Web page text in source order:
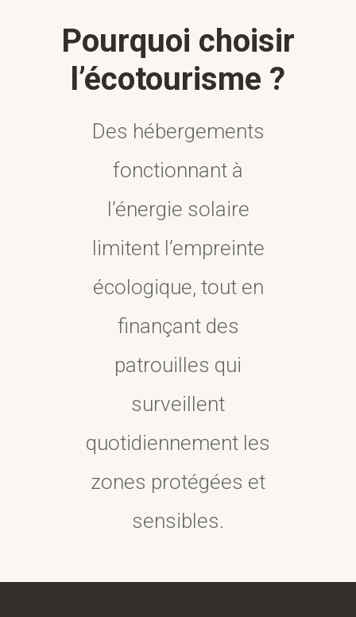
Pourquoi choisir
l’écotourisme ?
Des hébergements
fonctionnant à
l’énergie solaire
limitent l’empreinte
écologique, tout en
finançant des
patrouilles qui
surveillent
quotidiennement les
zones protégées et
sensibles.